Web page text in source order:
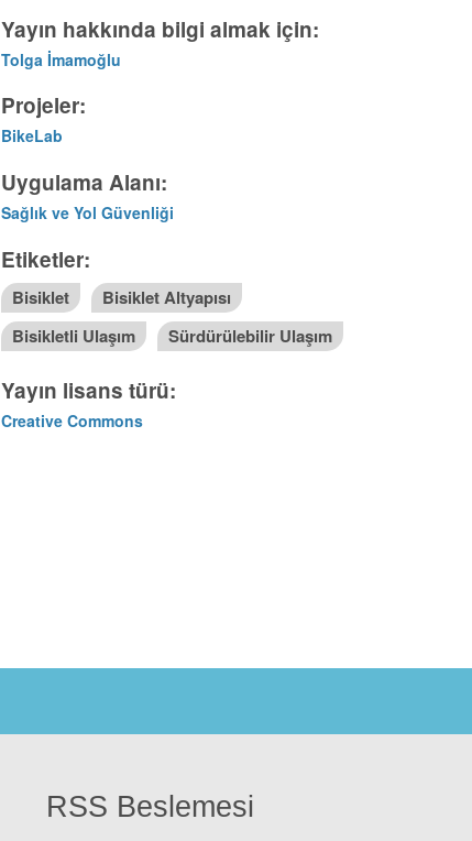
Yayın hakkında bilgi almak için:
Tolga İmamoğlu
Projeler:
BikeLab
Uygulama Alanı:
Sağlık ve Yol Güvenliği
Etiketler:
Bisiklet
Bisiklet Altyapısı
Bisikletli Ulaşım
Sürdürülebilir Ulaşım
Yayın lisans türü:
Creative Commons
RSS Beslemesi